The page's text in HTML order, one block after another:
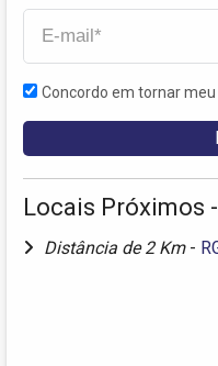
Concordo em tornar
Locais Próximos
Distância de 2 Km -